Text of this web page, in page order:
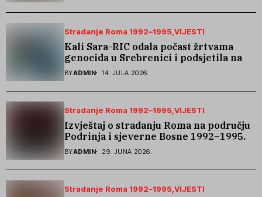
Stradanje Roma 1992–1995 VIJESTI
Kali Sara-RIC odala počast žrtvama
genocida u Srebrenici i podsjetila na
stradanje Roma iz Skočića
BYADMIN 14. JULA 2026.
Stradanje Roma 1992–1995 VIJESTI
Izvještaj o stradanju Roma na području
Podrinja i sjeverne Bosne 1992–1995.
godine
BYADMIN 29. JUNA 2026.
Stradanje Roma 1992–1995 VIJESTI